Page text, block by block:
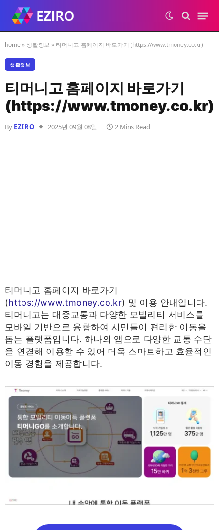
home »생활정보 » 티머니고 홈페이지 바로가기 (https://www.tmoney.co.kr)
생활정보
티머니고 홈페이지 바로가기
(https://www.tmoney.co.kr)
By EZIRO 2025년 09월 08일 2 Mins Read
티머니고 홈페이지 바로가기
(https://www.tmoney.co.kr) 및 이용 안내입니다.
티머니고는 대중교통과 다양한 모빌리티 서비스를
모바일 기반으로 융합하여 시민들이 편리한 이동을
돕는 플랫폼입니다. 하나의 앱으로 다양한 교통 수단
을 연결해 이용할 수 있어 더욱 스마트하고 효율적인
이동 경험을 제공합니다.